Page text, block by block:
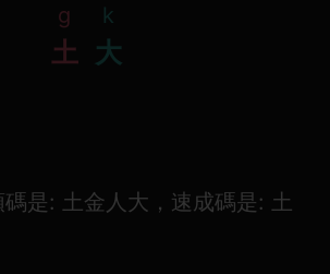
g
土
k
大
碼是: 土金人大，速成碼是: 土